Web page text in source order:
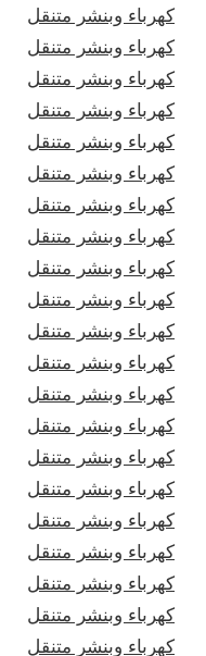
كهرباء وبنشر متنقل
كهرباء وبنشر متنقل
كهرباء وبنشر متنقل
كهرباء وبنشر متنقل
كهرباء وبنشر متنقل
كهرباء وبنشر متنقل
كهرباء وبنشر متنقل
كهرباء وبنشر متنقل
كهرباء وبنشر متنقل
كهرباء وبنشر متنقل
كهرباء وبنشر متنقل
كهرباء وبنشر متنقل
كهرباء وبنشر متنقل
كهرباء وبنشر متنقل
كهرباء وبنشر متنقل
كهرباء وبنشر متنقل
كهرباء وبنشر متنقل
كهرباء وبنشر متنقل
كهرباء وبنشر متنقل
كهرباء وبنشر متنقل
كهرباء وبنشر متنقل